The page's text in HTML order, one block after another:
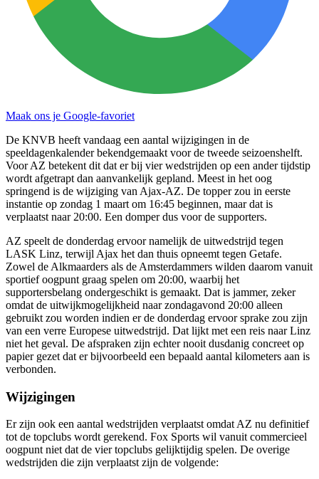
Maak ons je Google-favoriet
De KNVB heeft vandaag een aantal wijzigingen in de
speeldagenkalender bekendgemaakt voor de tweede seizoenshelft.
Voor AZ betekent dit dat er bij vier wedstrijden op een ander tijdstip
wordt afgetrapt dan aanvankelijk gepland. Meest in het oog
springend is de wijziging van Ajax-AZ. De topper zou in eerste
instantie op zondag 1 maart om 16:45 beginnen, maar dat is
verplaatst naar 20:00. Een domper dus voor de supporters.
AZ speelt de donderdag ervoor namelijk de uitwedstrijd tegen
LASK Linz, terwijl Ajax het dan thuis opneemt tegen Getafe.
Zowel de Alkmaarders als de Amsterdammers wilden daarom vanuit
sportief oogpunt graag spelen om 20:00, waarbij het
supportersbelang ondergeschikt is gemaakt. Dat is jammer, zeker
omdat de uitwijkmogelijkheid naar zondagavond 20:00 alleen
gebruikt zou worden indien er de donderdag ervoor sprake zou zijn
van een verre Europese uitwedstrijd. Dat lijkt met een reis naar Linz
niet het geval. De afspraken zijn echter nooit dusdanig concreet op
papier gezet dat er bijvoorbeeld een bepaald aantal kilometers aan is
verbonden.
Wijzigingen
Er zijn ook een aantal wedstrijden verplaatst omdat AZ nu definitief
tot de topclubs wordt gerekend. Fox Sports wil vanuit commercieel
oogpunt niet dat de vier topclubs gelijktijdig spelen. De overige
wedstrijden die zijn verplaatst zijn de volgende: